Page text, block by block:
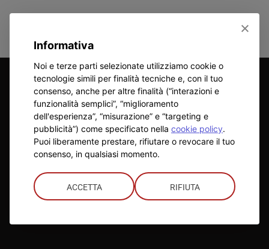
ISTITUTO
Direttore :
Don Mauro Mergola
0131 344195
Mail:
Informativa
Noi e terze parti selezionate utilizziamo cookie o
tecnologie simili per finalità tecniche e, con il tuo
consenso, anche per altre finalità (“interazioni e
funzionalità semplici”, “miglioramento
dell'esperienza”, “misurazione” e “targeting e
pubblicità”) come specificato nella cookie policy.
Puoi liberamente prestare, rifiutare o revocare il tuo
consenso, in qualsiasi momento.
ACCETTA RIFIUTA